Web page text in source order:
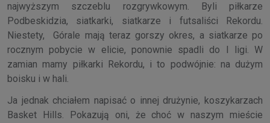
najwyższym szczeblu rozgrywkowym. Byli piłkarze
Podbeskidzia, siatkarki, siatkarze i futsaliści Rekordu.
Niestety, Górale mają teraz gorszy okres, a siatkarze po
rocznym pobycie w elicie, ponownie spadli do I ligi. W
zamian mamy piłkarki Rekordu, i to podwójnie: na dużym
boisku i w hali.
Ja jednak chciałem napisać o innej drużynie, koszykarzach
Basket Hills. Pokazują oni, że choć w naszym mieście